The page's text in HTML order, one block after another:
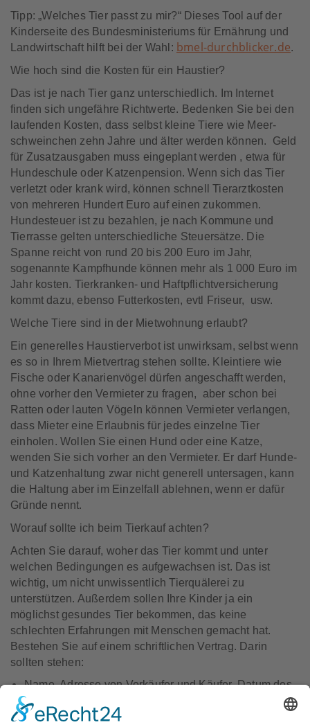
Tipp: „Welches Tier passt zu mir?“ Dieses Tool auf der
Kinder­seite des Bundes­ministeriums für Ernährung und
Land­wirt­schaft hilft bei der Wahl: bmel-durchblicker.de.
Wie hoch sind die Kosten für ein Haustier?
Das ist je nach Tier ganz unterschiedlich. Im Internet
finden sich ungefähre Richt­werte. Bedenken Sie bei den
laufenden Kosten, dass selbst kleine Tiere wie Meer­
schweinchen zehn Jahre und älter werden können. Geld
für Zusatz­ausgaben muss eingeplant werden , etwa für
Hundeschule oder Katzenpension. Wenn sich das Tier
verletzt oder krank wird, können schnell Tier­arzt­kosten
von mehreren Hundert Euro auf einen zukommen.
Hundesteuer ist zu bezahlen, je nach Kommune und
Tierrasse gelten unterschiedliche Steuersätze. Die
Spanne reicht von rund 20 bis 200 Euro im Jahr,
sogenannte Kampf­hunde können mehr als 1 000 Euro im
Jahr kosten. Tierkranken- und Haftpflichtversicherung
kommt dazu, ebenso Futterkosten, evtl Friseur, usw.
Welche Tiere sind in der Miet­wohnung erlaubt?
Ein generelles Haustier­verbot ist unwirk­sam, selbst wenn
es so in Ihrem Miet­vertrag stehen sollte. Kleintiere wie
Fische oder Kanarienvögel dürfen angeschafft werden,
ohne vorher den Vermieter zu fragen, aber schon bei
Ratten oder lauten Vögeln können Vermieter verlangen,
dass Mieter eine Erlaubnis für jedes einzelne Tier
einholen. Wollen Sie einen Hund oder eine Katze,
wenden Sie sich vorher an den Vermieter. Er darf Hunde-
und Katzenhaltung zwar nicht generell untersagen, kann
die Haltung aber im Einzel­fall ablehnen, wenn er dafür
Gründe nennt.
Worauf sollte ich beim Tierkauf achten?
Achten Sie darauf, woher das Tier kommt und unter
welchen Bedingungen es aufgewachsen ist. Das ist
wichtig, um nicht unwissentlich Tierquälerei zu
unterstützen. Außerdem sollen Ihre Kinder ja ein
möglichst gesundes Tier bekommen, das keine
schlechten Erfahrungen mit Menschen gemacht hat.
Bestehen Sie auf einem schriftlichen Vertrag. Darin
sollten stehen:
Name, Adresse von Verkäufer und Käufer, Datum des
Verkaufs und Kauf­preis.
Alter, Geschlecht, Farbe, Abstammung sowie